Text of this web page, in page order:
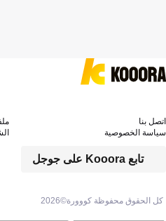
كل الحقوق محفوظة كووورة©2026
تابع Kooora على جوجل
اتصل بنا
سياسة الخصوصية